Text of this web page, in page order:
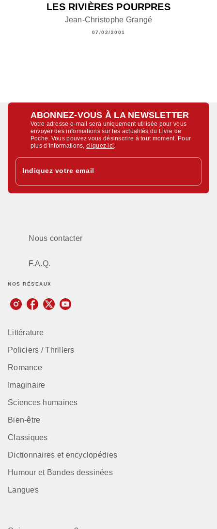
LES RIVIÈRES POURPRES
Jean-Christophe Grangé
07/02/2001
ABONNEZ-VOUS À LA NEWSLETTER
Votre adresse e-mail sera uniquement utilisée pour vous
envoyer des informations sur les actualités du Livre de
Poche. Vous pouvez vous désinscrire à tout moment. Pour
plus d’informations,cliquez ici.
Indiquez votre email
Nous contacter
F.A.Q.
NOS RÉSEAUX
Littérature
Policiers / Thrillers
Romance
Imaginaire
Sciences humaines
Bien-être
Classiques
Dictionnaires et encyclopédies
Humour et Bandes dessinées
Langues